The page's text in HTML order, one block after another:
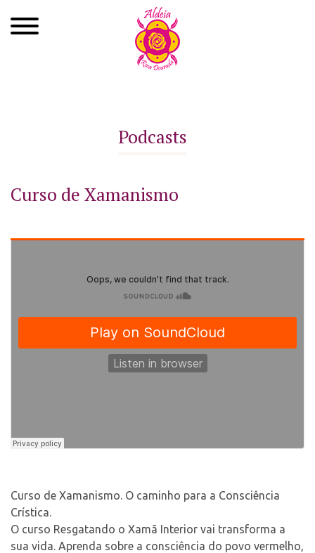
Atendimentos
Ayahuasca
Contato
Podcasts
Curso de Xamanismo
Curso de Xamanismo. O caminho para a Consciência
Crística.
O curso Resgatando o Xamã Interior vai transforma a
sua vida. Aprenda sobre a consciência do povo vermelho,